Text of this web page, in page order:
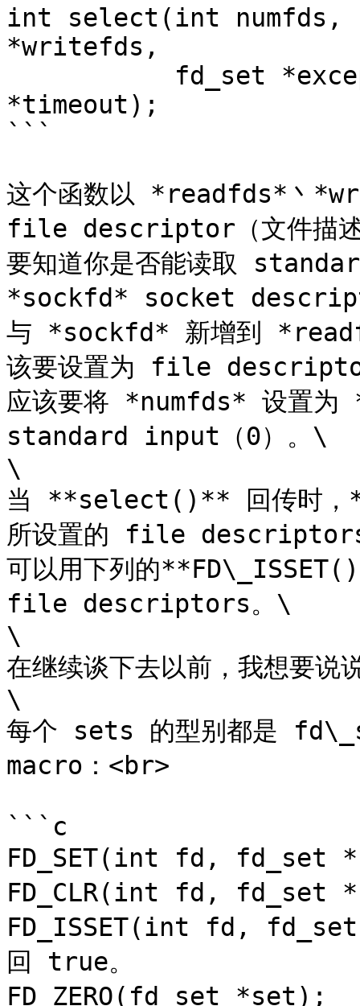
int select(int numfds,
*writefds,
*timeout);
```
这个函数以 *readfds*丶
file descriptor（文件描述
要知道你是否能读取
*sockfd* socket
与 *sockfd* 新增到
该要设置为 file descriptor
应该要将 *numfds* 设置为
standard input（0）。\
\
当 **select()** 回传时，
所设置的 file descriptors
可以用下列的
file descriptors。\
\
在继续谈下去以前，我想要
\
每个 sets 的型别都是
macro：<br>
```c
FD_SET(int fd, fd_set
FD_CLR(int fd,
FD_ISSET(int fd,
回 true。
FD_ZERO(fd_set